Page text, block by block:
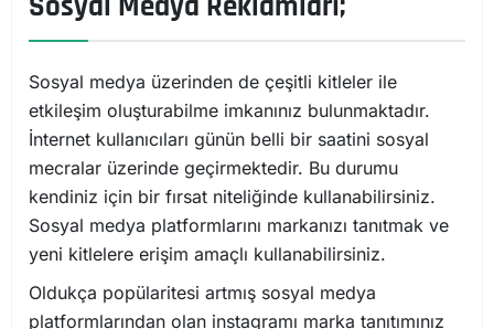
Sosyal medya üzerinden de çeşitli kitleler ile
etkileşim oluşturabilme imkanınız bulunmaktadır.
İnternet kullanıcıları günün belli bir saatini sosyal
mecralar üzerinde geçirmektedir. Bu durumu
kendiniz için bir fırsat niteliğinde kullanabilirsiniz.
Sosyal medya platformlarını markanızı tanıtmak ve
yeni kitlelere erişim amaçlı kullanabilirsiniz.
Oldukça popülaritesi artmış sosyal medya
platformlarından olan instagramı marka tanıtımınız